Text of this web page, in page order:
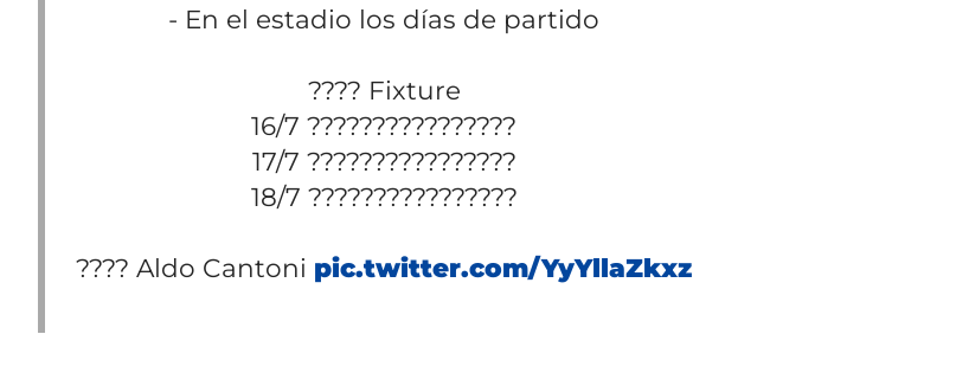
- En el estadio los días de partido
????️ Fixture
16/7 ????????????????
17/7 ????????????????
18/7 ????????????????
????️ Aldo Cantoni pic.twitter.com/YyYllaZkxz